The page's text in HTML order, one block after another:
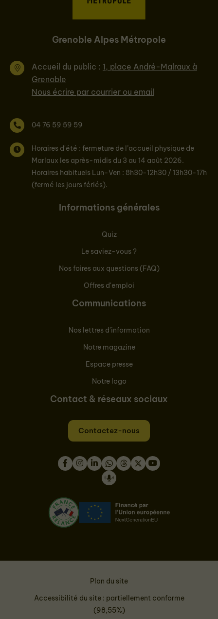
Grenoble Alpes Métropole
Accueil du public : 1, place André-Malraux à
Grenoble
Nous écrire par courrier ou email
04 76 59 59 59
Horaires d'été : fermeture de l’accueil physique de
Marlaux les après-midis du 3 au 14 août 2026.
Horaires habituels Lun-Ven : 8h30-12h30 / 13h30-17h
(fermé les jours fériés).
Informations générales
Quiz
Le saviez-vous ?
Nos foires aux questions (FAQ)
Offres d'emploi
Communications
Nos lettres d'information
Notre magazine
Espace presse
Notre logo
Contact & réseaux sociaux
Contactez-nous
Instagram
LinkedInWhatsApp
Plan du site
Accessibilité du site : partiellement conforme
(98,55%)